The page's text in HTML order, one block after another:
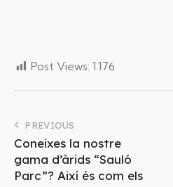
Post Views: 1.176
PREVIOUS
Coneixes la nostre
gama d’àrids “Sauló
Parc”? Així és com els